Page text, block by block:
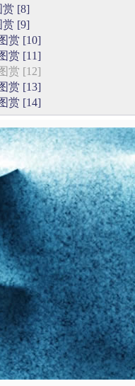
赏 [8]
赏 [9]
赏 [10]
赏 [11]
赏 [12]
赏 [13]
赏 [14]